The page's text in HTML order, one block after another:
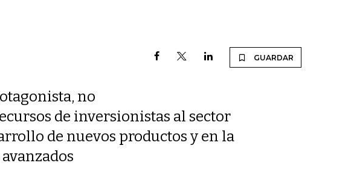
GUARDAR
no
de inversionistas al sector
de nuevos productos y en la